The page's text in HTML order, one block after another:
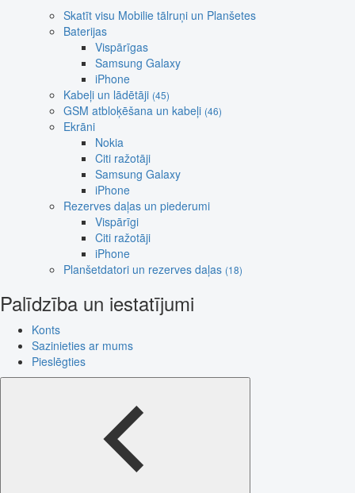
Skatīt visu Mobilie tālruņi un Planšetes
Baterijas
Vispārīgas
Samsung Galaxy
iPhone
Kabeļi un lādētāji (45)
GSM atbloķēšana un kabeļi (46)
Ekrāni
Nokia
Citi ražotāji
Samsung Galaxy
iPhone
Rezerves daļas un piederumi
Vispārīgi
Citi ražotāji
iPhone
Planšetdatori un rezerves daļas (18)
Palīdzība un iestatījumi
Konts
Sazinieties ar mums
Pieslēgties